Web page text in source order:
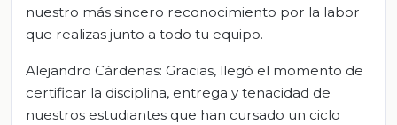
nuestro más sincero reconocimiento por la labor
que realizas junto a todo tu equipo.
Alejandro Cárdenas: Gracias, llegó el momento de
certificar la disciplina, entrega y tenacidad de
nuestros estudiantes que han cursado un ciclo